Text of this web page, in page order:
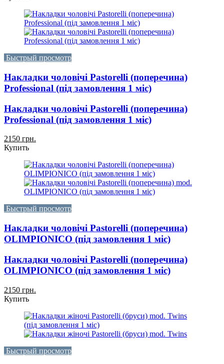
Быстрый просмотр
Накладки чоловічі Pastorelli (поперечина)
Professional (під замовлення 1 міс)
Накладки чоловічі Pastorelli (поперечина)
Professional (під замовлення 1 міс)
2150 грн.
Купить
Быстрый просмотр
Накладки чоловічі Pastorelli (поперечина)
OLIMPIONICO (під замовлення 1 міс)
Накладки чоловічі Pastorelli (поперечина)
OLIMPIONICO (під замовлення 1 міс)
2150 грн.
Купить
Быстрый просмотр